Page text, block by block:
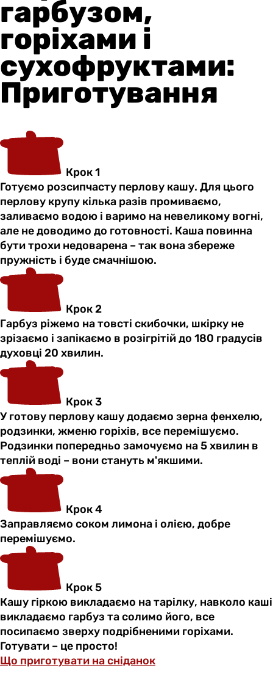
гарбузом,
горіхами і
сухофруктами:
Приготування
Крок 1
Готуємо розсипчасту перлову кашу. Для цього
перлову крупу кілька разів промиваємо,
заливаємо водою і варимо на невеликому вогні,
але не доводимо до готовності. Каша повинна
бути трохи недоварена – так вона збереже
пружність і буде смачнішою.
Крок 2
Гарбуз ріжемо на товсті скибочки, шкірку не
зрізаємо і запікаємо в розігрітій до 180 градусів
духовці 20 хвилин.
Крок 3
У готову перлову кашу додаємо зерна фенхелю,
родзинки, жменю горіхів, все перемішуємо.
Родзинки попередньо замочуємо на 5 хвилин в
теплій воді – вони стануть м'якшими.
Крок 4
Заправляємо соком лимона і олією, добре
перемішуємо.
Крок 5
Кашу гіркою викладаємо на тарілку, навколо каші
викладаємо гарбуз та солимо його, все
посипаємо зверху подрібненими горіхами.
Готувати – це просто!
Що приготувати на сніданок